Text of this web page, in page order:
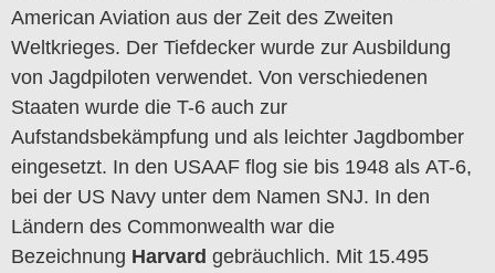
American Aviation aus der Zeit des Zweiten
Weltkrieges. Der Tiefdecker wurde zur Ausbildung
von Jagdpiloten verwendet. Von verschiedenen
Staaten wurde die T-6 auch zur
Aufstandsbekämpfung und als leichter Jagdbomber
eingesetzt. In den USAAF flog sie bis 1948 als AT-6,
bei der US Navy unter dem Namen SNJ. In den
Ländern des Commonwealth war die
Bezeichnung Harvard gebräuchlich. Mit 15.495